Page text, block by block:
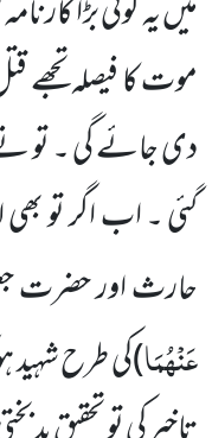
میں یہ کوئی بڑا
موت کا فیصلہ تجھے
دی جائے گی ۔ تو نے
گئی ۔ اب اگر تو
حارث اور حضرت
عَنْہُمَا)کی طرح شہید